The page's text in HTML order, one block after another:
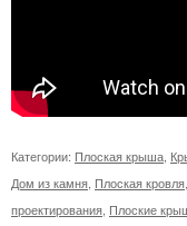
Категории: Плоская крыша
Дом из камня Плоская кровля
проектирования Плоские